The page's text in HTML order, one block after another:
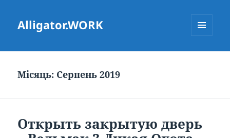
Alligator.WORK
Місяць: Серпень 2019
Открыть закрытую дверь